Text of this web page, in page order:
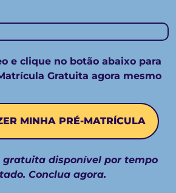
e clique no botão abaixo para
Gratuita agora mesmo
MINHA PRÉ-MATRÍCULA
disponível por tempo
Conclua agora.